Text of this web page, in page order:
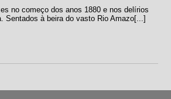
no começo dos anos 1880 e nos delírios
Sentados à beira do vasto Rio Amazo[...]